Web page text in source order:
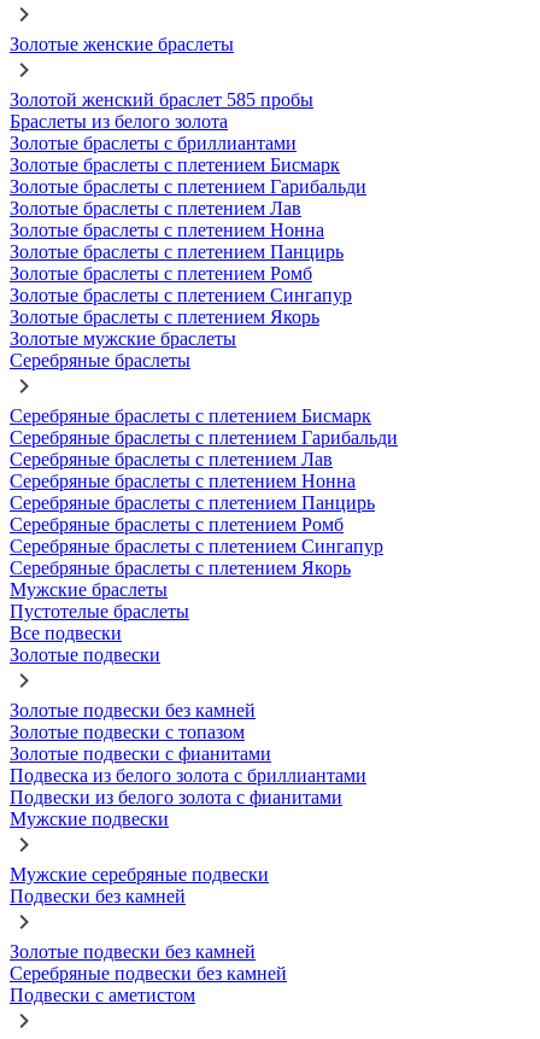
Золотые женские браслеты
Золотой женский браслет 585 пробы
Браслеты из белого золота
Золотые браслеты с бриллиантами
Золотые браслеты с плетением Бисмарк
Золотые браслеты с плетением Гарибальди
Золотые браслеты с плетением Лав
Золотые браслеты с плетением Нонна
Золотые браслеты с плетением Панцирь
Золотые браслеты с плетением Ромб
Золотые браслеты с плетением Сингапур
Золотые браслеты с плетением Якорь
Золотые мужские браслеты
Серебряные браслеты
Серебряные браслеты с плетением Бисмарк
Серебряные браслеты с плетением Гарибальди
Серебряные браслеты с плетением Лав
Серебряные браслеты с плетением Нонна
Серебряные браслеты с плетением Панцирь
Серебряные браслеты с плетением Ромб
Серебряные браслеты с плетением Сингапур
Серебряные браслеты с плетением Якорь
Мужские браслеты
Пустотелые браслеты
Все подвески
Золотые подвески
Золотые подвески без камней
Золотые подвески с топазом
Золотые подвески с фианитами
Подвеска из белого золота с бриллиантами
Подвески из белого золота с фианитами
Мужские подвески
Мужские серебряные подвески
Подвески без камней
Золотые подвески без камней
Серебряные подвески без камней
Подвески с аметистом